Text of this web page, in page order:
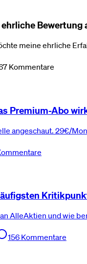
meine ehrliche
Kommentare
Premium-Abo
angeschaut. 29€/
AlleAktien und wie
156 Kommentare